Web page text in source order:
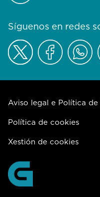
Síguenos en redes
Aviso legal e Política
Política de cookies
Xestión de cookies